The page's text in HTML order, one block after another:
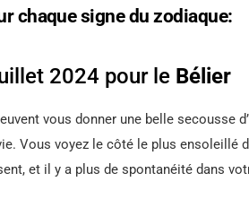
chaque signe du zodiaque:
2024 pour le Bélier
vous donner une belle secousse
Vous voyez le côté le plus ensoleillé
et il y a plus de spontanéité dans